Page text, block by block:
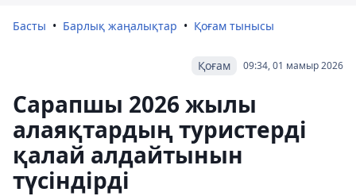
Басты Барлық жаңалықтар Қоғам тынысы
09:34, 01 мамыр 2026
Қоғам
Сарапшы 2026 жылы
алаяқтардың туристерді
қалай алдайтынын
түсіндірді